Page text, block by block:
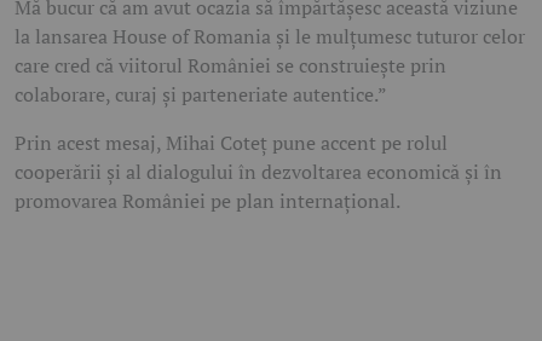
Mă bucur că am avut ocazia să împărtășesc această viziune
la lansarea House of Romania și le mulțumesc tuturor celor
care cred că viitorul României se construiește prin
colaborare, curaj și parteneriate autentice.”
Prin acest mesaj, Mihai Coteț pune accent pe rolul
cooperării și al dialogului în dezvoltarea economică și în
promovarea României pe plan internațional.